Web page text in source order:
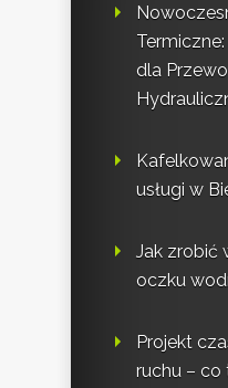
dla
usługi w
Jak zrobić
oczku
Projekt
ruchu – co